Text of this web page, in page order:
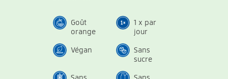
Goût
orange
1 x par
jour
Végan
Sans
sucre